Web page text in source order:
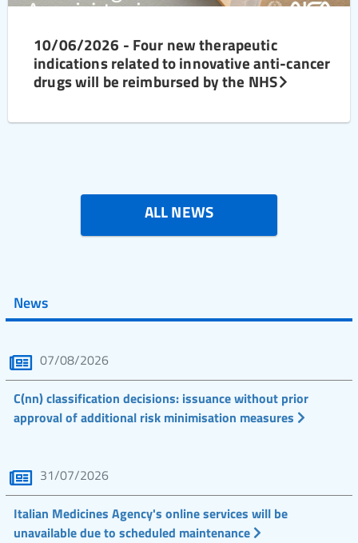
10/06/2026 - Four new therapeutic
indications related to innovative anti-cancer
drugs will be reimbursed by the NHS
ALL NEWS
News
07/08/2026
C(nn) classification decisions: issuance without prior
approval of additional risk minimisation measures
31/07/2026
Italian Medicines Agency's online services will be
unavailable due to scheduled maintenance